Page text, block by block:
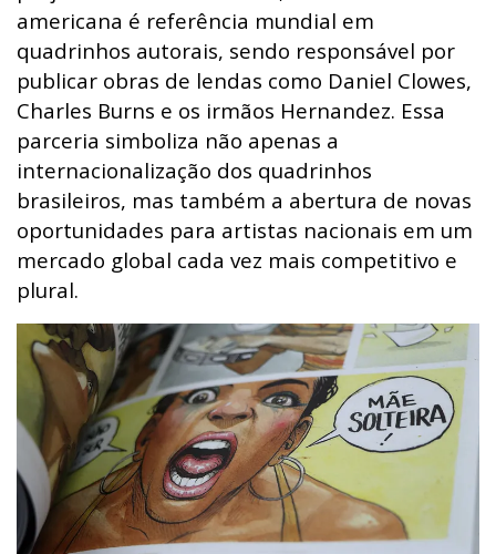
americana é referência mundial em
quadrinhos autorais, sendo responsável por
publicar obras de lendas como Daniel Clowes,
Charles Burns e os irmãos Hernandez. Essa
parceria simboliza não apenas a
internacionalização dos quadrinhos
brasileiros, mas também a abertura de novas
oportunidades para artistas nacionais em um
mercado global cada vez mais competitivo e
plural.